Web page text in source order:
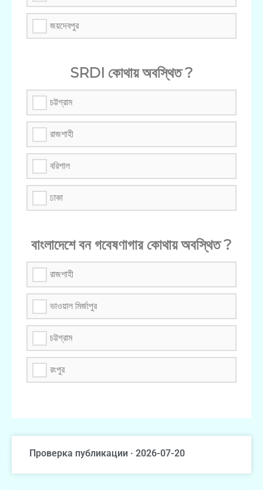
জয়দেবপুর
SRDI কোথায় অবস্থিত ?
চট্টগ্রাম
রাজশাহী
বরিশাল
ঢাকা
বাংলাদেশে বন গবেষণাগার কোথায় অবস্থিত ?
রাজশাহী
ভাওয়াল মির্জাপুর
চট্টগ্রাম
রংপুর
Проверка публикации · 2026-07-20